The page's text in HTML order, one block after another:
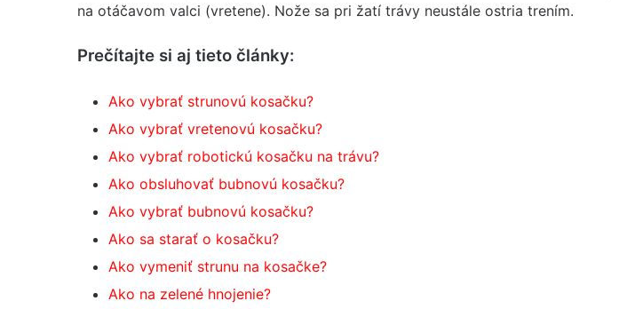
na otáčavom valci (vretene). Nože sa pri žatí trávy neustále ostria trením.
Prečítajte si aj tieto články:
Ako vybrať strunovú kosačku?
Ako vybrať vretenovú kosačku?
Ako vybrať robotickú kosačku na trávu?
Ako obsluhovať bubnovú kosačku?
Ako vybrať bubnovú kosačku?
Ako sa starať o kosačku?
Ako vymeniť strunu na kosačke?
Ako na zelené hnojenie?